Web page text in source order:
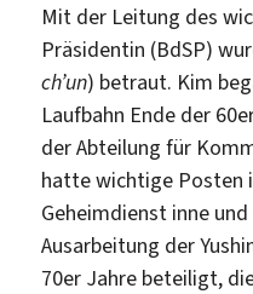
Mit der Leitung des
Präsidentin (BdSP)
ch’un) betraut. Kim
Laufbahn Ende der
der Abteilung für
hatte wichtige Posten
Geheimdienst inne
Ausarbeitung der
70er Jahre beteiligt,